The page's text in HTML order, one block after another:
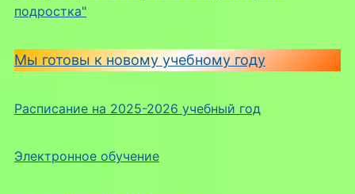
подростка"
Мы готовы к новому учебному году
Расписание на 2025-2026 учебный год
Электронное обучение